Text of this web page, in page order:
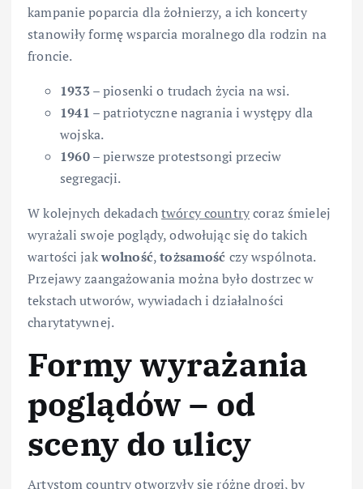
kampanie poparcia dla żołnierzy, a ich koncerty
stanowiły formę wsparcia moralnego dla rodzin na
froncie.
1933– piosenki o trudach życia na wsi.
1941 – patriotyczne nagrania i występy dla
wojska.
1960– pierwsze protestsongi przeciw
segregacji.
W kolejnych dekadachtwórcy countrycoraz śmielej
wyrażali swoje poglądy, odwołując się do takich
wartości jakwolność,tożsamość czy wspólnota.
Przejawy zaangażowania można było dostrzec w
tekstach utworów, wywiadach i działalności
charytatywnej.
Formy wyrażania
poglądów – od
sceny do ulicy
Artystom country otworzyły się różne drogi, by